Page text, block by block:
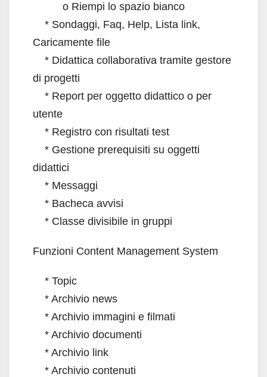
o Riempi lo spazio bianco
* Sondaggi, Faq, Help, Lista link,
Caricamente file
* Didattica collaborativa tramite gestore
di progetti
* Report per oggetto didattico o per
utente
* Registro con risultati test
* Gestione prerequisiti su oggetti
didattici
* Messaggi
* Bacheca avvisi
* Classe divisibile in gruppi
Funzioni Content Management System
* Topic
* Archivio news
* Archivio immagini e filmati
* Archivio documenti
* Archivio link
* Archivio contenuti